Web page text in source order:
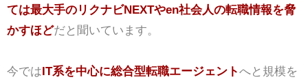
ては最大手のリクナビNEXTやen社会人の転職情報を脅
かすほどだと聞いています。
今ではIT系を中心に総合型転職エージェントへと規模を